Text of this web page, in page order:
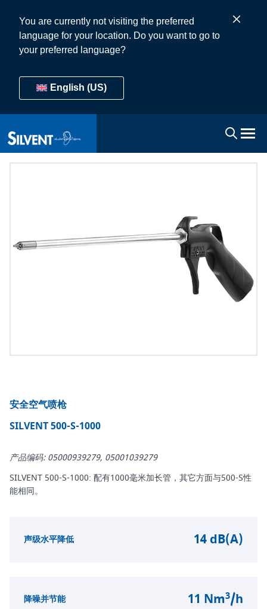
You are currently not visiting the preferred
language for your location. Do you want to go to
your preferred language?
English (US)
安全空气喷枪
SILVENT 500-S-1000
产品编码: 05000939279, 05001039279
SILVENT 500-S-1000: 配有1000毫米加长管，其它方面与500-S性
能相同。
声级水平降低 14 dB(A)
降噪并节能 11 Nm3/h